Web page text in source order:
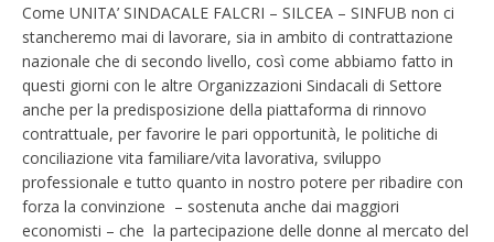
Come UNITA’ SINDACALE FALCRI – SILCEA – SINFUB non ci
stancheremo mai di lavorare, sia in ambito di contrattazione
nazionale che di secondo livello, così come abbiamo fatto in
questi giorni con le altre Organizzazioni Sindacali di Settore
anche per la predisposizione della piattaforma di rinnovo
contrattuale, per favorire le pari opportunità, le politiche di
conciliazione vita familiare/vita lavorativa, sviluppo
professionale e tutto quanto in nostro potere per ribadire con
forza la convinzione – sostenuta anche dai maggiori
economisti – che la partecipazione delle donne al mercato del